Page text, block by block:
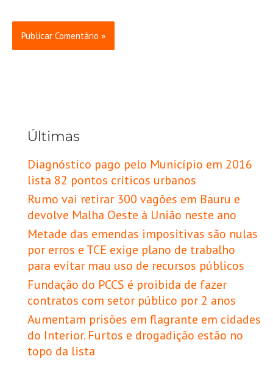
Últimas
Diagnóstico pago pelo Município em 2016
lista 82 pontos críticos urbanos
Rumo vai retirar 300 vagões em Bauru e
devolve Malha Oeste à União neste ano
Metade das emendas impositivas são nulas
por erros e TCE exige plano de trabalho
para evitar mau uso de recursos públicos
Fundação do PCCS é proibida de fazer
contratos com setor público por 2 anos
Aumentam prisões em flagrante em cidades
do Interior. Furtos e drogadição estão no
topo da lista